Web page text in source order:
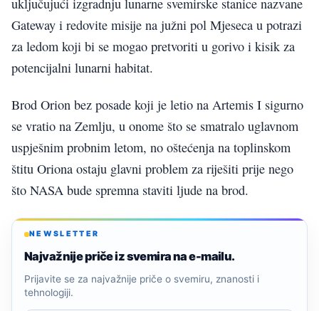
uključujući izgradnju lunarne svemirske stanice nazvane
Gateway i redovite misije na južni pol Mjeseca u potrazi
za ledom koji bi se mogao pretvoriti u gorivo i kisik za
potencijalni lunarni habitat.
Brod Orion bez posade koji je letio na Artemis I sigurno
se vratio na Zemlju, u onome što se smatralo uglavnom
uspješnim probnim letom, no oštećenja na toplinskom
štitu Oriona ostaju glavni problem za riješiti prije nego
što NASA bude spremna staviti ljude na brod.
NEWSLETTER
Najvažnije priče iz svemira na e-mailu.
Prijavite se za najvažnije priče o svemiru, znanosti i
tehnologiji.